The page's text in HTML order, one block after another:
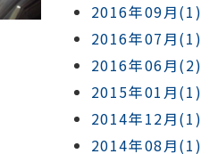
2016年09月(1)
2016年07月(1)
2016年06月(2)
2015年01月(1)
2014年12月(1)
2014年08月(1)